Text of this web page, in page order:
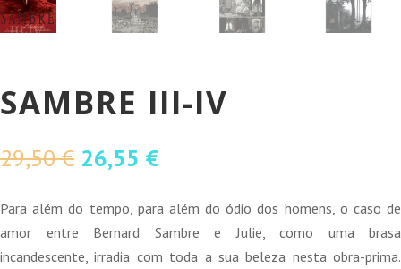
SAMBRE III-IV
29,50€ O
original
era:
29,50 €.
26,55 €O
atual
é:
26,55 €.
Para além do tempo, para além do ódio dos homens, o caso de
amor entre Bernard Sambre e Julie, como uma brasa
incandescente, irradia com toda a sua beleza nesta obra-prima.